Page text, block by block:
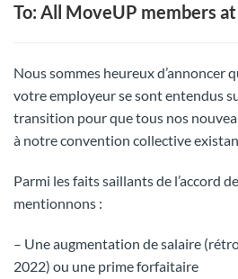
To: All MoveUP members at
Nous sommes heureux d’annoncer
votre employeur se sont entendus
transition pour que tous nos
à notre convention collective
Parmi les faits saillants de l’accord
mentionnons :
– Une augmentation de salaire
2022) ou une prime forfaitaire